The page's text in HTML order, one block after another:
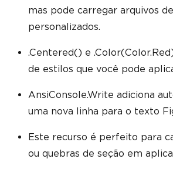
mas pode carregar arquivos
personalizados.
.Centered() e
de estilos que você pode
AnsiConsole.Write adiciona
uma nova linha para o texto
Este recurso é perfeito para
ou quebras de seção em